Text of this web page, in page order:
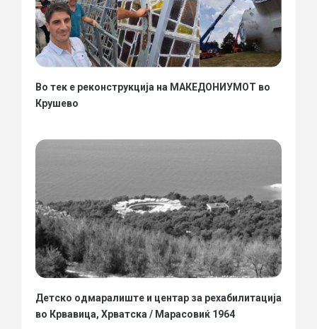
Во тек е реконструкција на МАКЕДОНИУМОТ во
Крушево
Детско одмаралиште и центар за рехабилитација
во Крвавица, Хрватска / Марасовиќ 1964